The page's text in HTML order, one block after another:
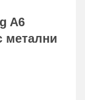
A6
метални